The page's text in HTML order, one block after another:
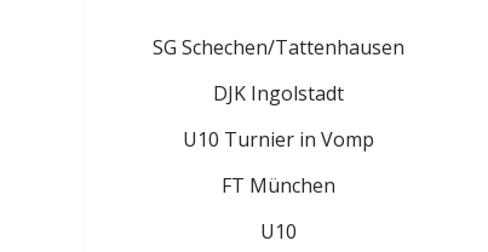
SG Schechen/Tattenhausen
DJK Ingolstadt
U10 Turnier in Vomp
FT München
U10